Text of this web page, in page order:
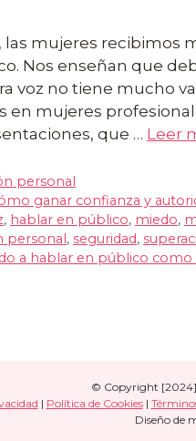
mujeres recibimos
Nos enseñan que
voz no tiene mucho
en mujeres
que … Leer
personal
ganar confianza y
, hablar en público, miedo,
personal, seguridad,
a hablar en público
© Copyright [2024]
| Política de Cookies|
Diseño de